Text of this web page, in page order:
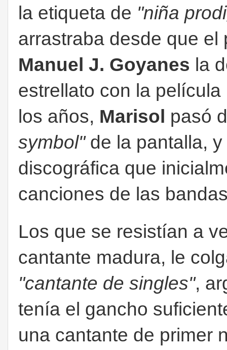
la etiqueta de "niña
arrastraba desde que
Manuel J. Goyanes la
estrellato con la película
los años, Marisol pasó
symbol"de la pantalla, y
discográfica que
canciones de las
Los que se resistían a
cantante madura, le
"cantante de singles",
tenía el gancho
una cantante de primer